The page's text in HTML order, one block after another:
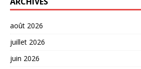
août 2026
juillet 2026
juin 2026